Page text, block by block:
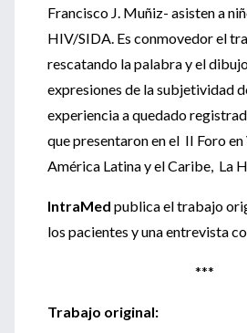
Francisco J. Muñiz- asisten a
HIV/SIDA. Es conmovedor el
rescatando la palabra y el
expresiones de la subjetividad
experiencia a quedado
que presentaron en el II Foro
América Latina y el Caribe, La
IntraMed publica el trabajo
los pacientes y una entrevista
***
Trabajo original: